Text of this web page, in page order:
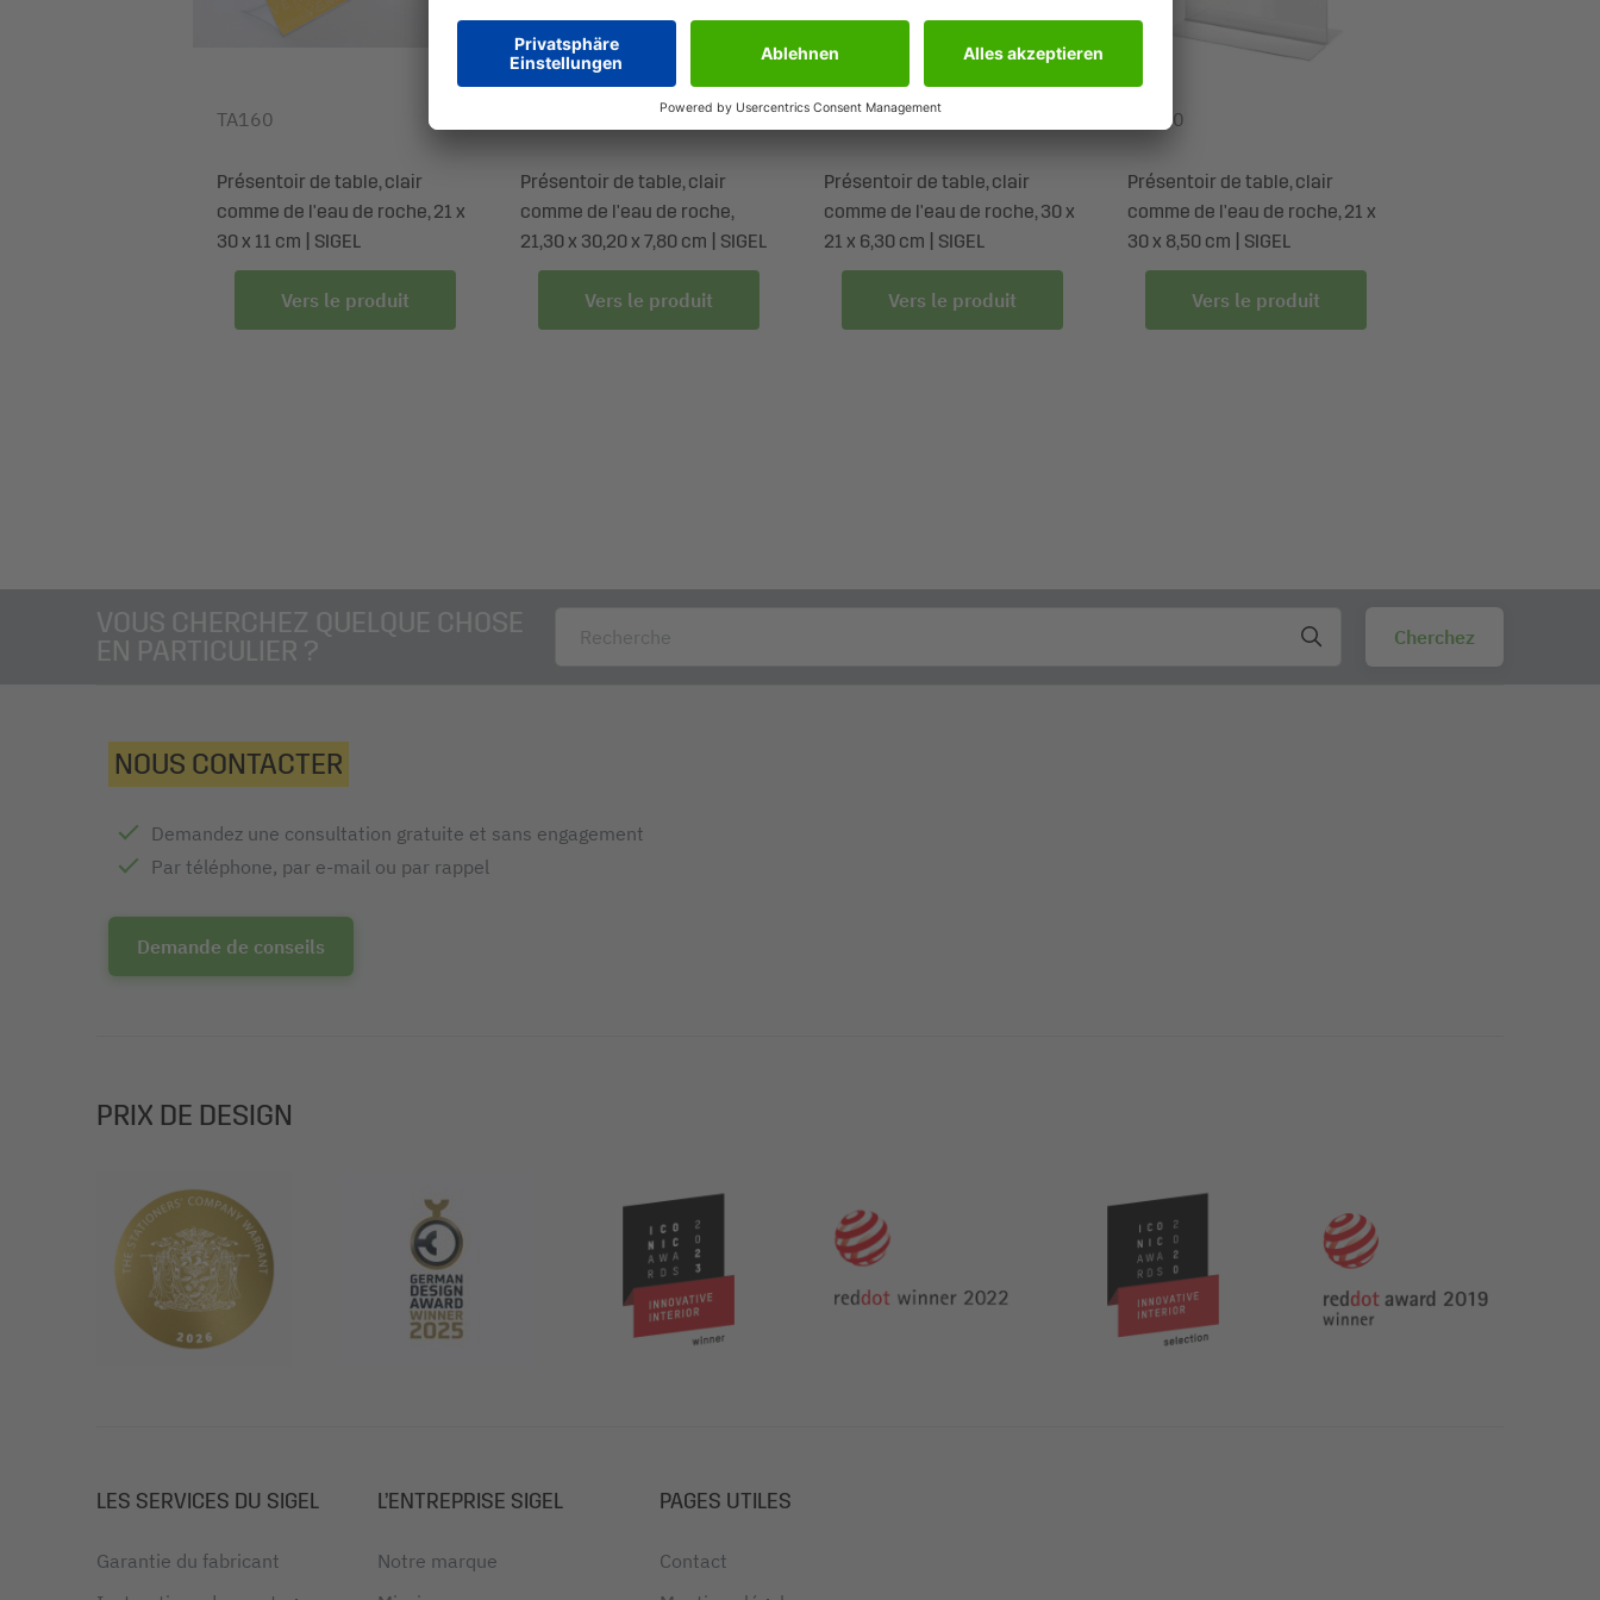
TA160
Présentoir de table, clair
comme de l'eau de roche, 21 x
30 x 11 cm | SIGEL
Vers le produit
Présentoir de table, clair
comme de l'eau de roche,
21,30 x 30,20 x 7,80 cm | SIGEL
Vers le produit
TA211
Présentoir de table, clair
comme de l'eau de roche, 30 x
21 x 6,30 cm | SIGEL
Vers le produit
TA220
Présentoir de table, clair
comme de l'eau de roche, 21 x
30 x 8,50 cm | SIGEL
Vers le produit
VOUS CHERCHEZ QUELQUE CHOSE
EN PARTICULIER ?
NOUS CONTACTER
Demandez une consultation gratuite et sans engagement
Par téléphone, par e-mail ou par rappel
Demande de conseils
PRIX DE DESIGN
LES SERVICES DU SIGEL
Garantie du fabricant
L’ENTREPRISE SIGEL
Notre marque
PAGES UTILES
Contact